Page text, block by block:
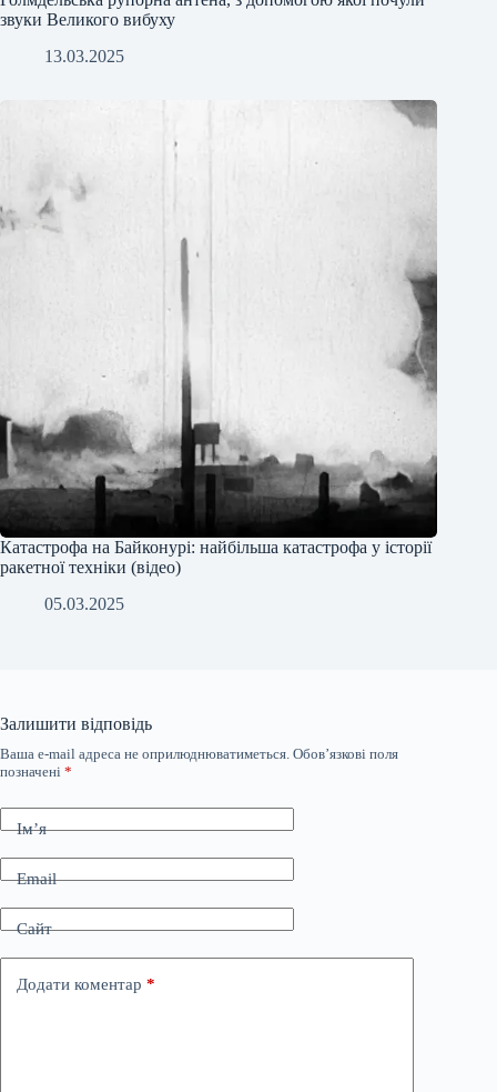
звуки Великого вибуху
13.03.2025
Катастрофа на Байконурі: найбільша катастрофа у історії
ракетної техніки (відео)
05.03.2025
Залишити відповідь
Ваша e-mail адреса не оприлюднюватиметься. Обов’язкові поля
позначені *
Ім’я
Email
Сайт
Додати коментар *